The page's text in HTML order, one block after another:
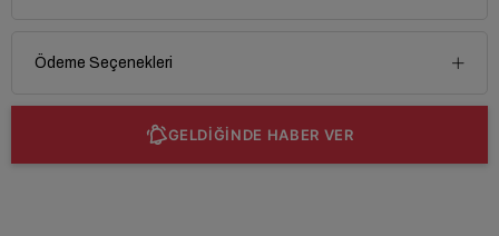
Ödeme Seçenekleri
GELDİĞİNDE HABER VER